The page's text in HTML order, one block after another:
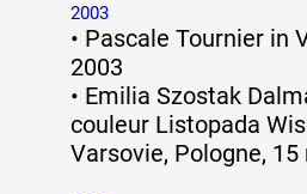
2003
• Pascale Tournier in
2003
• Emilia Szostak
couleur Listopada
Varsovie, Pologne, 15